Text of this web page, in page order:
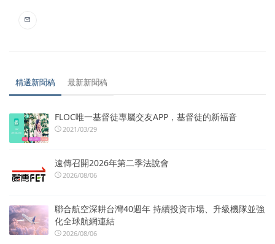
精選新聞稿 最新新聞稿
FLOC唯一基督徒專屬交友APP，基督徒的新福音
2021/03/29
遠傳召開2026年第二季法說會
2026/08/06
聯合航空深耕台灣40週年 持續投資市場、升級機隊並強
化全球航網連結
2026/08/06